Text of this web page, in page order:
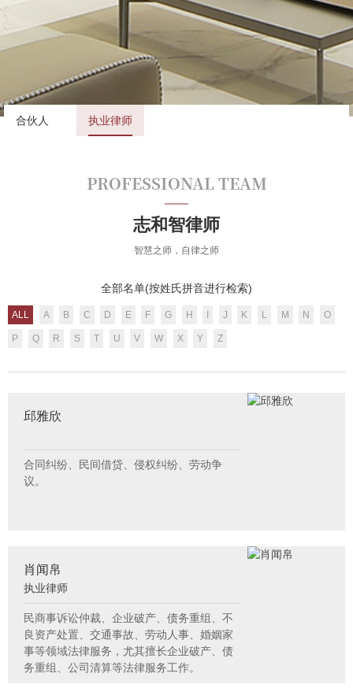
合伙人 执业律师
PROFESSIONAL TEAM
志和智律师
智慧之师，自律之师
全部名单(按姓氏拼音进行检索)
ALL A B C D E F G H J K L M N O
P Q R S T U V W X Y Z
邱雅欣
合同纠纷、民间借贷、侵权纠纷、劳动争
议。
肖闻帛
执业律师
民商事诉讼仲裁、企业破产、债务重组、不
良资产处置、交通事故、劳动人事、婚姻家
事等领域法律服务，尤其擅长企业破产、债
务重组、公司清算等法律服务工作。